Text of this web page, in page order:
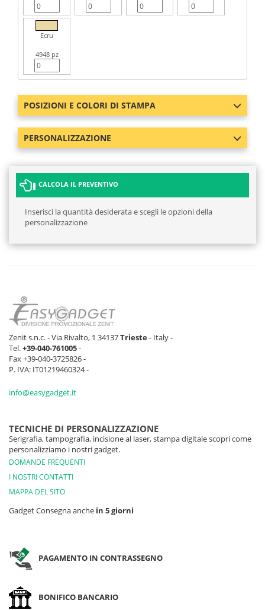
Ecru
4948 pz
POSIZIONI E COLORI DI STAMPA
PERSONALIZZAZIONE
CALCOLA IL PREVENTIVO
Inserisci la quantità desiderata e scegli le opzioni della
personalizzazione
Zenit s.n.c. - Via Rivalto, 1 34137Trieste- Italy -
Tel.+39-040-761005-
Fax +39-040-3725826 -
P. IVA: IT01219460324 -
info@easygadget.it
TECNICHE DI PERSONALIZZAZIONE
Serigrafia, tampografia, incisione al laser, stampa digitale scopri come
personalizziamo i nostri gadget.
DOMANDE FREQUENTI
I NOSTRI CONTATTI
MAPPA DEL SITO
Gadget Consegna anche in 5 giorni
PAGAMENTO IN CONTRASSEGNO
BONIFICO BANCARIO